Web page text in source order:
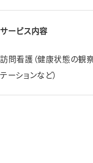
サービス内容
訪問看護（健康状態の観
テーションなど）